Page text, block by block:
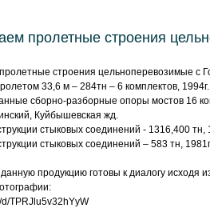
пролетные строения
строения цельноперевозимые с
33,6 м – 284тн – 6 комплектов,
сборно-разборные опоры мостов 16
Куйбышевская жд.
стыковых соединений - 1316,400
стыковых соединений – 583 тн,
продукцию готовы к диалогу
TPRJlu5v32hYyW